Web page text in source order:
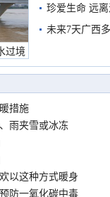
过境
珍爱生命 远
未来7天广西
措施
雨夹雪或冰冻
以这种方式暖身
防一氧化碳中毒